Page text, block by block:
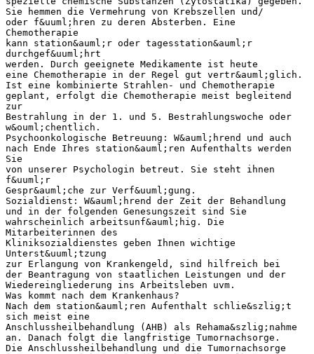
Sie hemmen die Vermehrung von Krebszellen und/
oder f&uuml;hren zu deren Absterben. Eine
Chemotherapie
kann station&auml;r oder tagesstation&auml;r
durchgef&uuml;hrt
werden. Durch geeignete Medikamente ist heute
eine Chemotherapie in der Regel gut vertr&auml;glich.
Ist eine kombinierte Strahlen- und Chemotherapie
geplant, erfolgt die Chemotherapie meist begleitend
zur
Bestrahlung in der 1. und 5. Bestrahlungswoche oder
w&ouml;chentlich.
Psychoonkologische Betreuung: W&auml;hrend und auch
nach Ende Ihres station&auml;ren Aufenthalts werden
Sie
von unserer Psychologin betreut. Sie steht ihnen
f&uuml;r
Gespr&auml;che zur Verf&uuml;gung.
Sozialdienst: W&auml;hrend der Zeit der Behandlung
und in der folgenden Genesungszeit sind Sie
wahrscheinlich arbeitsunf&auml;hig. Die
Mitarbeiterinnen des
Kliniksozialdienstes geben Ihnen wichtige
Unterst&uuml;tzung
zur Erlangung von Krankengeld, sind hilfreich bei
der Beantragung von staatlichen Leistungen und der
Wiedereingliederung ins Arbeitsleben uvm.
Was kommt nach dem Krankenhaus?
Nach dem station&auml;ren Aufenthalt schlie&szlig;t
sich meist eine
Anschlussheilbehandlung (AHB) als Rehama&szlig;nahme
an. Danach folgt die langfristige Tumornachsorge.
Die Anschlussheilbehandlung und die Tumornachsorge